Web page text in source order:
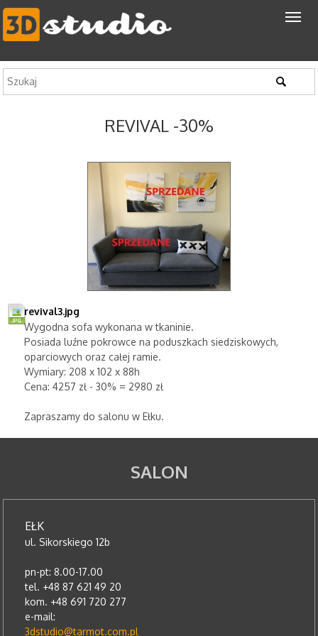
REVIVAL -30%
revival3.jpg
Wygodna sofa wykonana w tkaninie.
Posiada luźne pokrowce na poduszkach siedziskowych,
oparciowych oraz całej ramie.
Wymiary: 208 x 102 x 88h
Cena: 4257 zł - 30% = 2980 zł
Zapraszamy do salonu w Ełku.
SALON
EŁK
ul. Sikorskiego 12b
pn-pt: 8.00-17.00
tel. +48 87 621 49 20
kom. +48 691 720 277
e-mail:
3dstudio@tarmot.com.pl